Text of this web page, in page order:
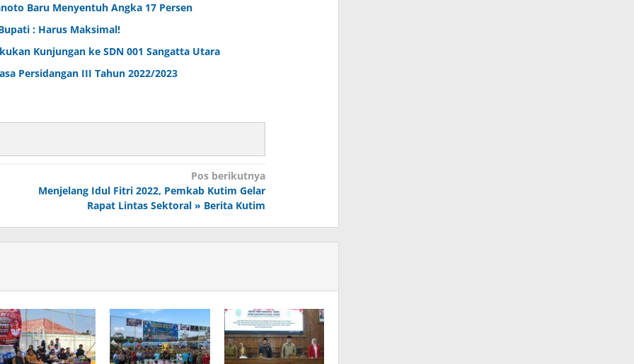
Baru Menyentuh Angka 17 Persen
: Harus Maksimal!
Kunjungan ke SDN 001 Sangatta Utara
Persidangan III Tahun 2022/2023
Pos berikutnya
Menjelang Idul Fitri 2022, Pemkab Kutim Gelar
Rapat Lintas Sektoral » Berita Kutim